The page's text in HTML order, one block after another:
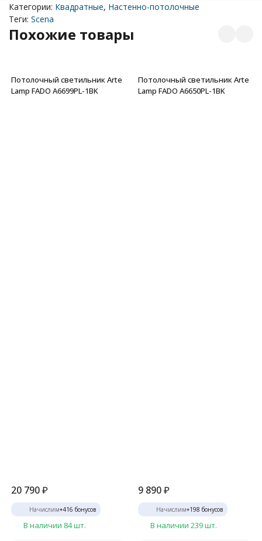
Категории: Квадратные, Настенно-потолочные
Теги: Scena
Похожие товары
Потолочный светильник Arte
Lamp FADO A6699PL-1BK
20 790₽
Начислим+416 бонусов
В наличии 84 шт.
Потолочный светильник Arte
Lamp FADO A6650PL-1BK
9 890 ₽
Начислим+198 бонусов
В наличии 239 шт.